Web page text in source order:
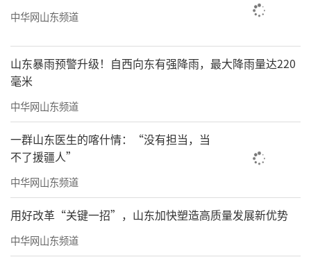
中华网山东频道
山东暴雨预警升级！自西向东有强降雨，最大降雨量达220
毫米
中华网山东频道
一群山东医生的喀什情：“没有担当，当
不了援疆人”
中华网山东频道
用好改革“关键一招”，山东加快塑造高质量发展新优势
中华网山东频道